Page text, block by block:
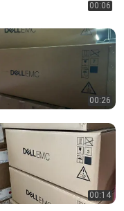
00:06
00:26
00:14